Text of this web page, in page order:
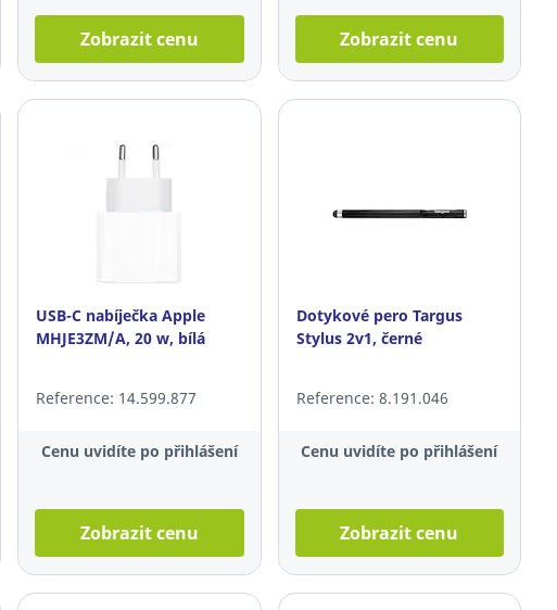
Zobrazit cenu Zobrazit cenu
USB-C nabíječka Apple
MHJE3ZM/A, 20 w, bílá
Reference: 14.599.877
Cenu uvidíte po přihlášení
Zobrazit cenu
Dotykové pero Targus
Stylus 2v1, černé
Reference: 8.191.046
Cenu uvidíte po přihlášení
Zobrazit cenu